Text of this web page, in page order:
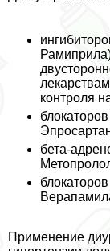
контроля
бета-
Применение